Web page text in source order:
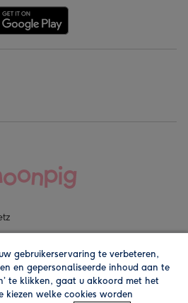
gebruikerservaring te verbeteren,
en gepersonaliseerde inhoud aan te
te klikken, gaat u akkoord met het
kiezen welke cookies worden